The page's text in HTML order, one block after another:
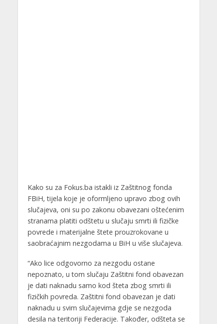
Kako su za Fokus.ba istakli iz Zaštitnog fonda
FBiH, tijela koje je oformljeno upravo zbog ovih
slučajeva, oni su po zakonu obavezani oštećenim
stranama platiti odštetu u slučaju smrti ili fizičke
povrede i materijalne štete prouzrokovane u
saobraćajnim nezgodama u BiH u više slučajeva.
“Ako lice odgovorno za nezgodu ostane
nepoznato, u tom slučaju Zaštitni fond obavezan
je dati naknadu samo kod šteta zbog smrti ili
fizičkih povreda. Zaštitni fond obavezan je dati
naknadu u svim slučajevima gdje se nezgoda
desila na teritoriji Federacije. Također, odšteta se